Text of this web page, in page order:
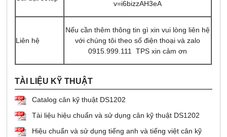
v=i6bizzAH3eA
Liên hệ
Nếu cần thêm thông tin gì xin vui lòng liên hệ
với chúng tôi theo số điện thoại và zalo
0915.999.111 TPS xin cảm ơn
TÀI LIỆU KỸ THUẬT
Catalog cân kỹ thuật DS1202
Tài liệu hiệu chuẩn và sử dụng cân kỹ thuật DS1202
Hiệu chuẩn và sử dụng tiếng anh và tiếng việt cân kỹ